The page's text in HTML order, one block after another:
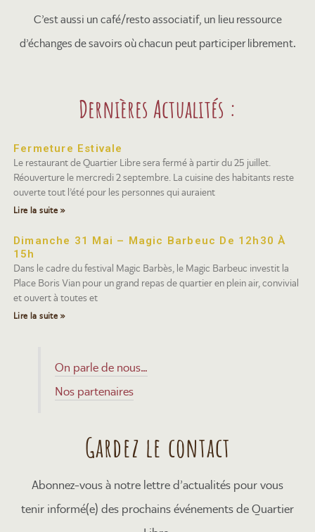
C’est aussi un café/resto associatif, un lieu ressource
d’échanges de savoirs où chacun peut participer librement.
Dernières Actualités :
Fermeture Estivale
Le restaurant de Quartier Libre sera fermé à partir du 25 juillet.
Réouverture le mercredi 2 septembre. La cuisine des habitants reste
ouverte tout l’été pour les personnes qui auraient
Lire la suite »
Dimanche 31 Mai – Magic Barbeuc De 12h30 À
15h
Dans le cadre du festival Magic Barbès, le Magic Barbeuc investit la
Place Boris Vian pour un grand repas de quartier en plein air, convivial
et ouvert à toutes et
Lire la suite »
On parle de nous…
Nos partenaires
Gardez le contact
Abonnez-vous à notre lettre d’actualités pour vous
tenir informé(e) des prochains événements de Quartier